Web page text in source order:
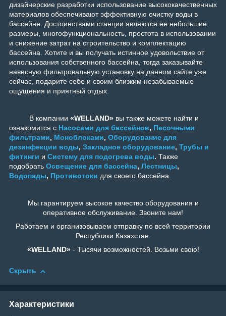
дизайнерские разработки использование высококачественных
материалов обеспечивают эффективную очистку воды в
бассейне. Достоинствами станции являются ее небольшие
размеры, многофункциональность, простота в использовании
и снижение затрат на строительство и комплектацию
бассейна. Хотите и вы получать истинное удовольствие от
использования собственного бассейна, тогда заказывайте
навесную фильтровальную установку на данном сайте уже
сейчас, подарите себе и своим близким незабываемые
ощущения и приятный отдых.
В компании «WELLAND» вы также можете найти и
ознакомится с Насосами для бассейнов, Песочными
фильтрами, Моноблоками, Оборудование для
дезинфекции воды, Закладное оборудование, Трубы и
фитинги и Систему для подогрева воды. Также
подобрать Освещение для бассейна, Лестницы,
Водопады, Противотоки для своего бассейна.
Мы гарантируем высокое качество оборудования и
оперативное обслуживание. Звоните нам!
Работаем и организовываем отправку по всей территории
Республики Казахстан.
«WELLAND»- Тысячи возможностей. Возьми свою!
Скрыть
Характеристики